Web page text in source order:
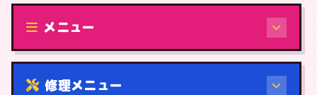
修理（機種から）
メニュー
修理メニュー